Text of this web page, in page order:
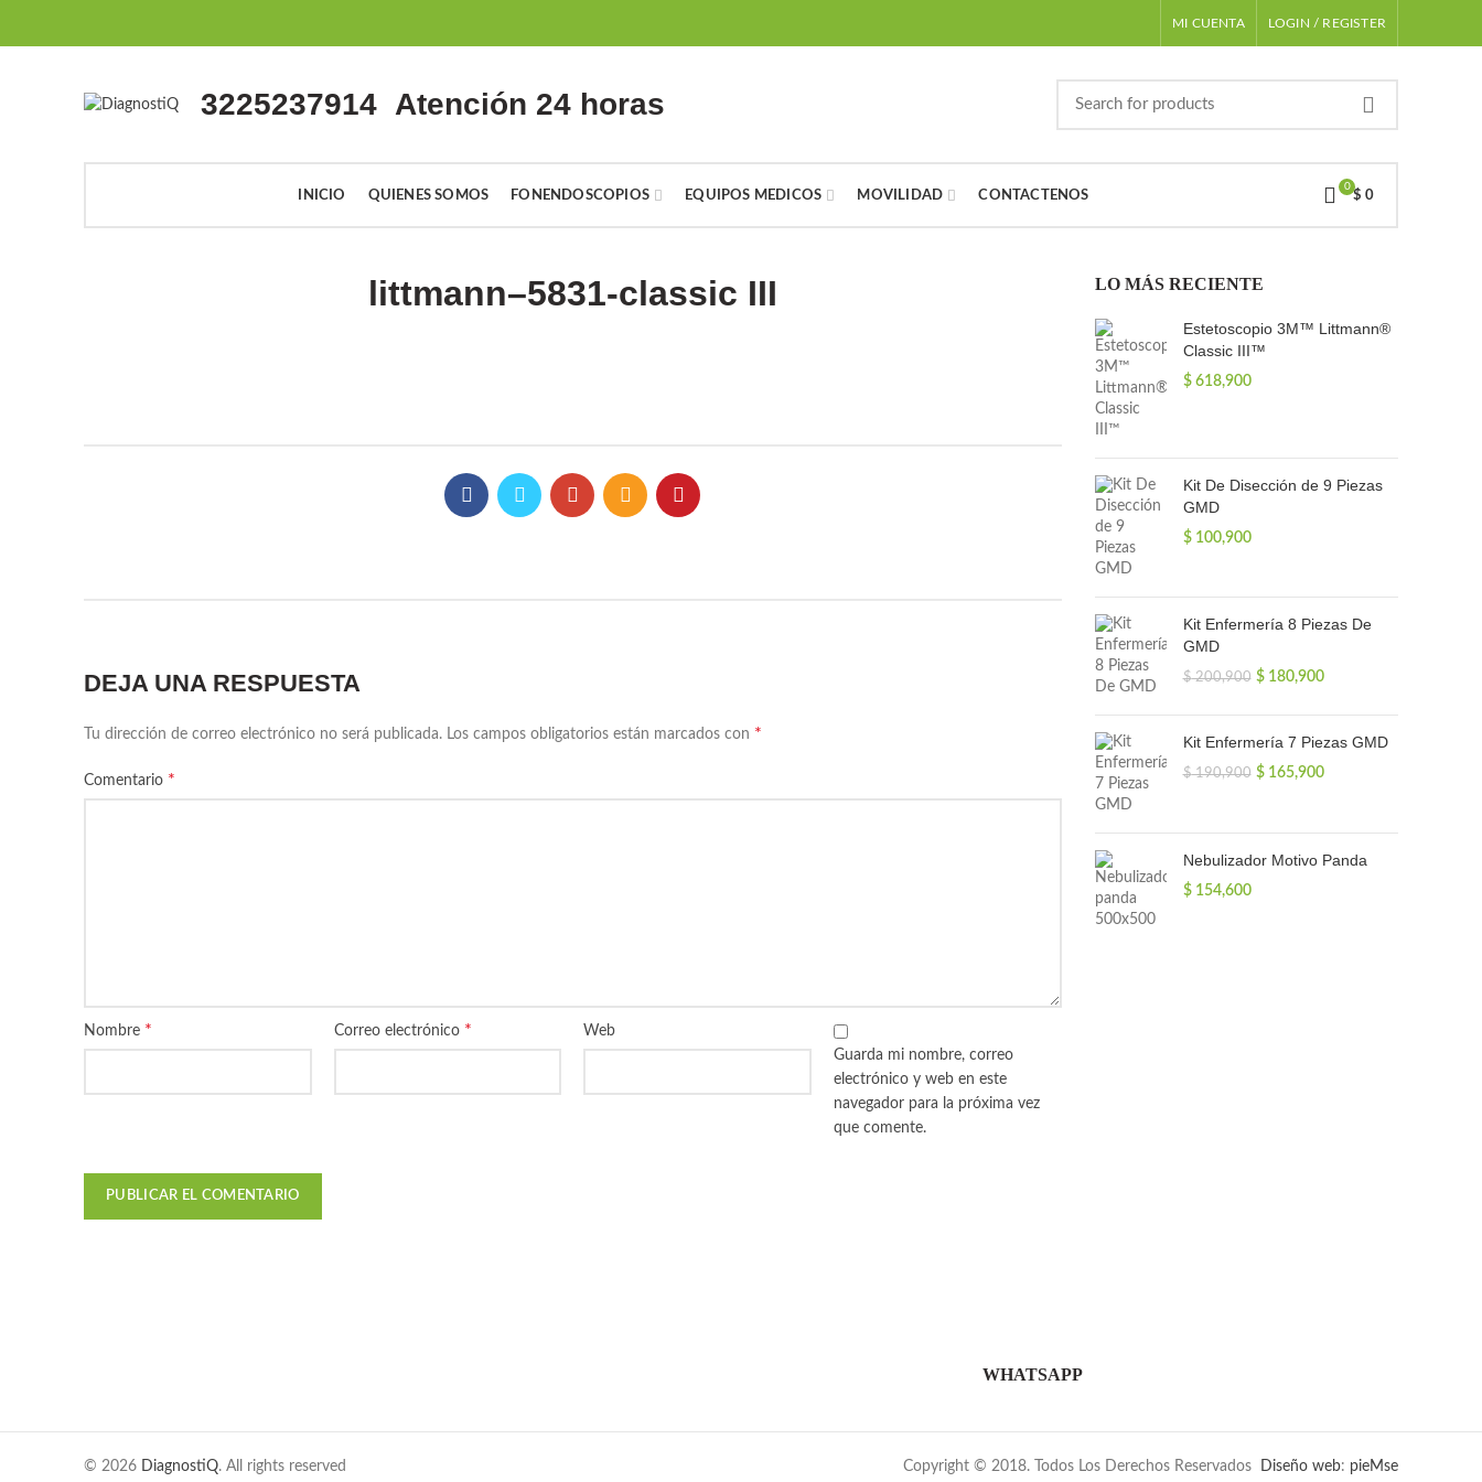
MI CUENTA LOGIN / REGISTER
3225237914 Atención 24 horas
INICIO QUIENES SOMOS FONENDOSCOPIOS EQUIPOS MEDICOS MOVILIDAD CONTACTENOS
0
$ 0
littmann–5831-classic III
DEJA UNA RESPUESTA
Tu dirección de correo electrónico no será publicada. Los campos obligatorios están marcados con *
Comentario *
Nombre * Correo electrónico *
Web
Guarda mi nombre, correo
electrónico y web en este
navegador para la próxima vez
que comente.
LO MÁS RECIENTE
Estetoscopio 3M™ Littmann®
Classic III™
$618,900
Kit De Disección de 9 Piezas
GMD
$100,900
Kit Enfermería 8 Piezas De
GMD
$200,900 El
original
era:
$ 200,900.
$180,900El
actual
es:
Kit Enfermería 7 Piezas GMD
$190,900 El
era:
$ 190,900.
$165,900El
es:
$ 165,900.
Nebulizador Motivo Panda
$154,600
WHATSAPP
© 2026 DiagnostiQ. All rights reserved Copyright © 2018. Todos Los Derechos Reservados Diseño web: pieMse